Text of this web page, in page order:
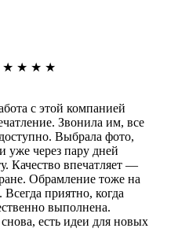
★ ★ ★ ★
с этой компанией
Звонила им, все
Выбрала фото,
уже через пару дней
Качество впечатляет —
Обрамление тоже на
приятно, когда
выполнена.
есть идеи для новых